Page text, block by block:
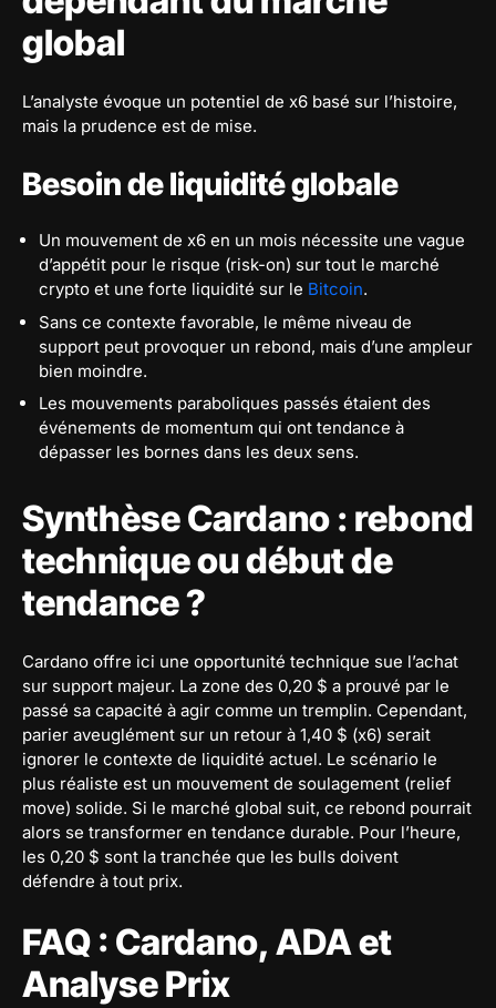
global
L’analyste évoque un potentiel de x6 basé sur l’histoire,
mais la prudence est de mise.
Besoin de liquidité globale
Un mouvement de x6 en un mois nécessite une vague
d’appétit pour le risque (risk-on) sur tout le marché
crypto et une forte liquidité sur le Bitcoin.
Sans ce contexte favorable, le même niveau de
support peut provoquer un rebond, mais d’une ampleur
bien moindre.
Les mouvements paraboliques passés étaient des
événements de momentum qui ont tendance à
dépasser les bornes dans les deux sens.
Synthèse Cardano : rebond
technique ou début de
tendance ?
Cardano offre ici une opportunité technique sue l’achat
sur support majeur. La zone des 0,20 $ a prouvé par le
passé sa capacité à agir comme un tremplin. Cependant,
parier aveuglément sur un retour à 1,40 $ (x6) serait
ignorer le contexte de liquidité actuel. Le scénario le
plus réaliste est un mouvement de soulagement (relief
move) solide. Si le marché global suit, ce rebond pourrait
alors se transformer en tendance durable. Pour l’heure,
les 0,20 $ sont la tranchée que les bulls doivent
défendre à tout prix.
FAQ : Cardano, ADA et
Analyse Prix